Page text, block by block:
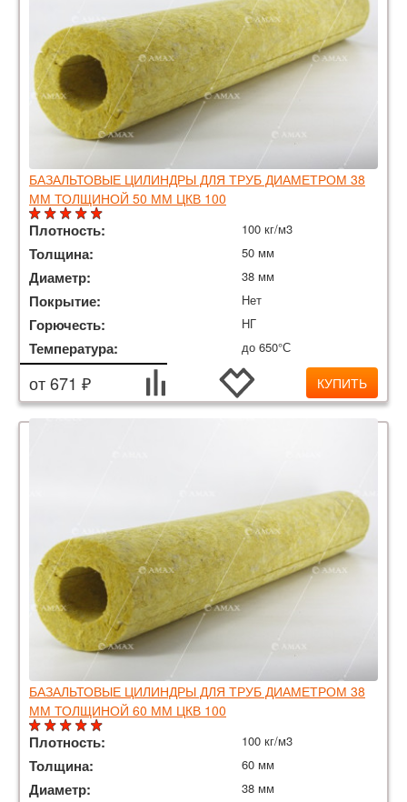
БАЗАЛЬТОВЫЕ ЦИЛИНДРЫ ДЛЯ ТРУБ ДИАМЕТРОМ 38
ММ ТОЛЩИНОЙ 50 ММ ЦКВ 100
Плотность: 100 кг/м3
Толщина: 50 мм
Диаметр: 38 мм
Покрытие: Нет
Горючесть: НГ
Температура: до 650°С
от 671 ₽ КУПИТЬ
БАЗАЛЬТОВЫЕ ЦИЛИНДРЫ ДЛЯ ТРУБ ДИАМЕТРОМ 38
ММ ТОЛЩИНОЙ 60 ММ ЦКВ 100
Плотность: 100 кг/м3
Толщина: 60 мм
Диаметр: 38 мм